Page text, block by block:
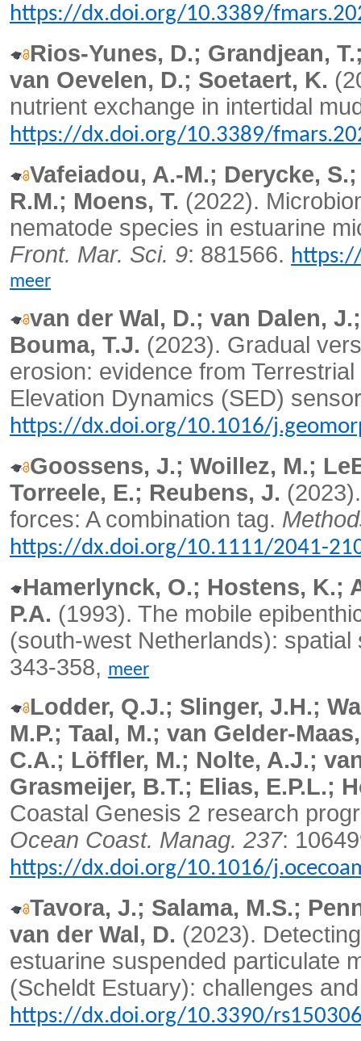
https://dx.doi.org/10.3389/
Rios-Yunes, D.; Grandjean,
van Oevelen, D.; Soetaert, K.
nutrient exchange in intertidal
https://dx.doi.org/10.3389/
Vafeiadou, A.-M.; Derycke,
R.M.; Moens, T. (2022).
nematode species in estuarine
Front. Mar. Sci. 9: 881566.
meer
van der Wal, D.; van Dalen,
Bouma, T.J. (2023). Gradual
erosion: evidence from
Elevation Dynamics (SED)
https://dx.doi.org/10.1016/
Goossens, J.; Woillez, M.;
Torreele, E.; Reubens, J.
forces: A combination tag.
https://dx.doi.org/10.1111/2041-
Hamerlynck, O.; Hostens, K.;
P.A. (1993). The mobile
(south-west Netherlands):
343-358, meer
Lodder, Q.J.; Slinger, J.H.;
M.P.; Taal, M.; van Gelder-
C.A.; Löffler, M.; Nolte, A.J.;
Grasmeijer, B.T.; Elias, E.P.L.;
Coastal Genesis 2 research
Ocean Coast. Manag. 237:
https://dx.doi.org/10.1016/
Tavora, J.; Salama, M.S.;
van der Wal, D. (2023).
estuarine suspended particulate
(Scheldt Estuary): challenges
https://dx.doi.org/10.3390/